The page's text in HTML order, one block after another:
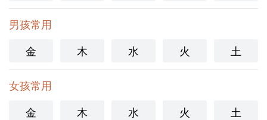
男孩常用
金
木 水 火 土
女孩常用
金
木 水 火 土